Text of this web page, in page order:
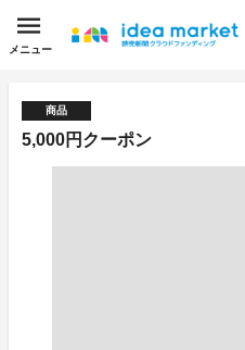
メニュー
商品
5,000円クーポン